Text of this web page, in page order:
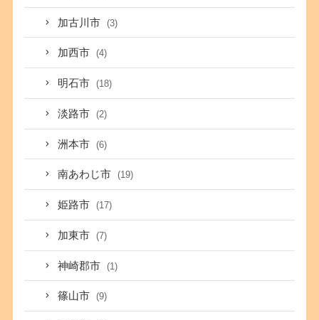
加古川市 (3)
加西市 (4)
明石市 (18)
淡路市 (2)
洲本市 (6)
南あわじ市 (19)
姫路市 (17)
加東市 (7)
神崎郡市 (1)
篠山市 (9)